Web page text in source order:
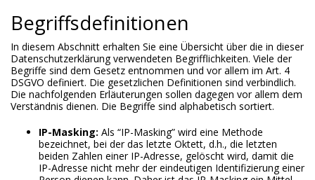
Begriffsdefinitionen
In diesem Abschnitt erhalten Sie eine Übersicht über die in dieser
Datenschutzerklärung verwendeten Begrifflichkeiten. Viele der
Begriffe sind dem Gesetz entnommen und vor allem im Art. 4
DSGVO definiert. Die gesetzlichen Definitionen sind verbindlich.
Die nachfolgenden Erläuterungen sollen dagegen vor allem dem
Verständnis dienen. Die Begriffe sind alphabetisch sortiert.
IP-Masking: Als “IP-Masking” wird eine Methode
bezeichnet, bei der das letzte Oktett, d.h., die letzten
beiden Zahlen einer IP-Adresse, gelöscht wird, damit die
IP-Adresse nicht mehr der eindeutigen Identifizierung einer